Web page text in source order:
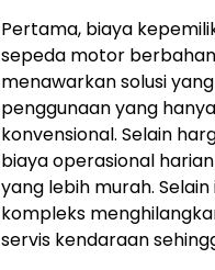
Pertama, biaya
sepeda motor
menawarkan solusi
penggunaan yang
konvensional. Selain
biaya operasional
yang lebih murah.
kompleks
servis kendaraan